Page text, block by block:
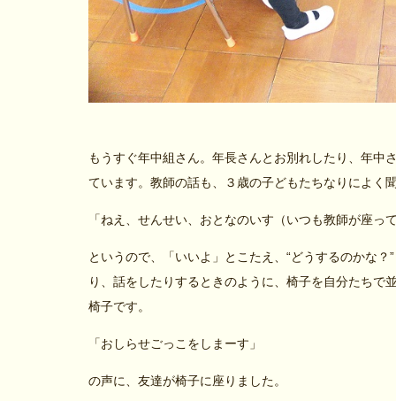
もうすぐ年中組さん。年長さんとお別れしたり、年中
ています。教師の話も、３歳の子どもたちなりによく
「ねえ、せんせい、おとなのいす（いつも教師が座っ
というので、「いいよ」とこたえ、“どうするのかな
り、話をしたりするときのように、椅子を自分たち
椅子です。
「おしらせごっこをしまーす」
の声に、友達が椅子に座りました。